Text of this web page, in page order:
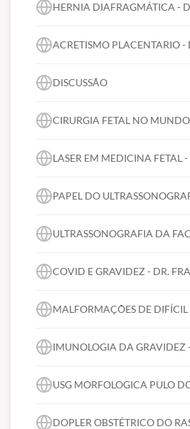
HERNIA DIAFRAGMÁTICA -
ACRETISMO PLACENTARIO -
DISCUSSÃO
CIRURGIA FETAL NO
LASER EM MEDICINA FETAL -
PAPEL DO
ULTRASSONOGRAFIA DA
COVID E GRAVIDEZ - DR.
MALFORMAÇÕES DE
IMUNOLOGIA DA GRAVIDEZ
USG MORFOLOGICA PULO
DOPLER OBSTÉTRICO DO